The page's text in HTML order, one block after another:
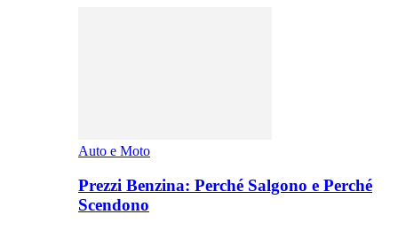
Auto e Moto
Prezzi Benzina: Perché Salgono e Perché
Scendono